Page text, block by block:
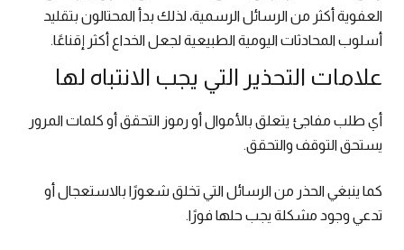
العفوية أكثر من الرسائل الرسمية، لذلك بدأ المحتالون بتقليد
أسلوب المحادثات اليومية الطبيعية لجعل الخداع أكثر إقناعًا.
علامات التحذير التي يجب الانتباه لها
أي طلب مفاجئ يتعلق بالأموال أو رموز التحقق أو كلمات المرور
يستحق التوقف والتحقق.
كما ينبغي الحذر من الرسائل التي تخلق شعورًا بالاستعجال أو
تدعي وجود مشكلة يجب حلها فورًا.